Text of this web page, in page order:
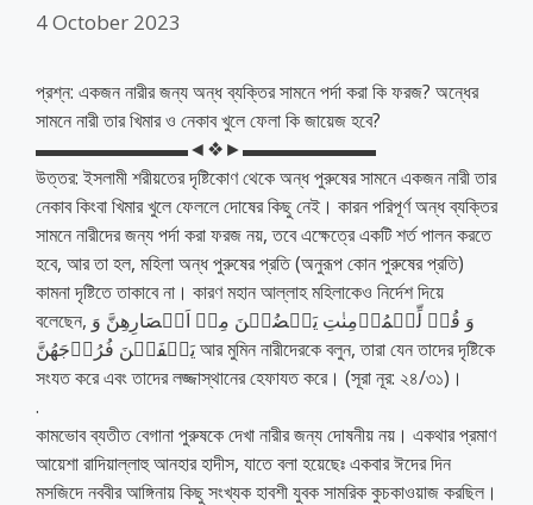
4 October 2023
প্রশ্ন: একজন নারীর জন্য অন্ধ ব্যক্তির সামনে পর্দা করা কি ফরজ? অন্ধের
সামনে নারী তার খিমার ও নেকাব খুলে ফেলা কি জায়েজ হবে?
▬▬▬▬▬▬▬▬◄❖►▬▬▬▬▬▬▬
উত্তর: ইসলামী শরীয়তের দৃষ্টিকোণ থেকে অন্ধ পুরুষের সামনে একজন নারী তার
নেকাব কিংবা খিমার খুলে ফেললে দোষের কিছু নেই। কারন পরিপূর্ণ অন্ধ ব্যক্তির
সামনে নারীদের জন্য পর্দা করা ফরজ নয়, তবে এক্ষেত্রে একটি শর্ত পালন করতে
হবে, আর তা হল, মহিলা অন্ধ পুরুষের প্রতি (অনুরূপ কোন পুরুষের প্রতি)
কামনা দৃষ্টিতে তাকাবে না। কারণ মহান আল্লাহ মহিলাকেও নির্দেশ দিয়ে
বলেছেন, وَ قُلۡ لِّلۡمُؤۡمِنٰتِ یَغۡضُضۡنَ مِنۡ اَبۡصَارِهِنَّ وَ
یَحۡفَظۡنَ فُرُوۡجَهُنَّ আর মুমিন নারীদেরকে বলুন, তারা যেন তাদের দৃষ্টিকে
সংযত করে এবং তাদের লজ্জাস্থানের হেফাযত করে। (সূরা নূর: ২৪/৩১)।
.
কামভোব ব্যতীত বেগানা পুরুষকে দেখা নারীর জন্য দোষনীয় নয়। একথার প্রমাণ
আয়েশা রাদিয়াল্লাহু আনহার হাদীস, যাতে বলা হয়েছেঃ একবার ঈদের দিন
মসজিদে নববীর আঙ্গিনায় কিছু সংখ্যক হাবশী যুবক সামরিক কুচকাওয়াজ করছিল।